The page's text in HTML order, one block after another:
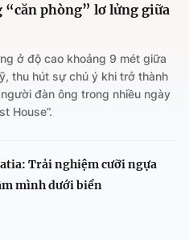
“căn phòng” lơ lửng giữa
ở độ cao khoảng 9 mét giữa
thu hút sự chú ý khi trở thành
đàn ông trong nhiều ngày
House”.
Trải nghiệm cưỡi ngựa
mình dưới biển